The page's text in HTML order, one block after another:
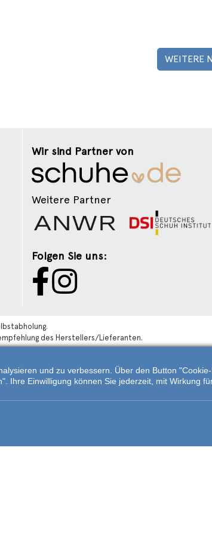
WEITERE
Wir sind Partner von
Weitere Partner
Folgen Sie uns:
des Herstellers/Lieferanten.
und zu verbessern. Über den Button
Ihre Einwilligung können Sie jederzeit, mit Wirkung